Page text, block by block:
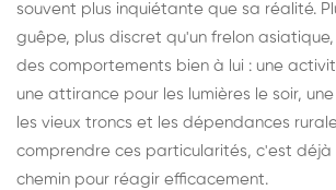
souvent plus inquiétante que sa réalité.
guêpe, plus discret qu'un frelon
des comportements bien à lui : une
une attirance pour les lumières le soir,
les vieux troncs et les dépendances
comprendre ces particularités, c'est déjà
chemin pour réagir efficacement.